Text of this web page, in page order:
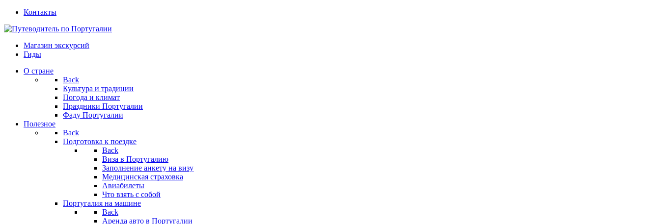
Контакты
Магазин экскурсий
Гиды
О стране
Back
Культура и традиции
Погода и климат
Праздники Португалии
Фаду Португалии
Полезное
Back
Подготовка к поездке
Back
Виза в Португалию
Заполнение анкету на визу
Медицинская страховка
Авиабилеты
Что взять с собой
Португалия на машине
Back
Аренда авто в Португалии